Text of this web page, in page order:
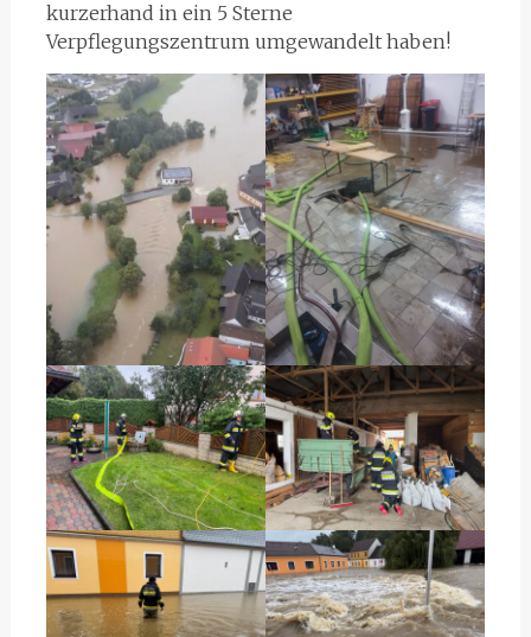
kurzerhand in ein 5 Sterne
Verpflegungszentrum umgewandelt haben!